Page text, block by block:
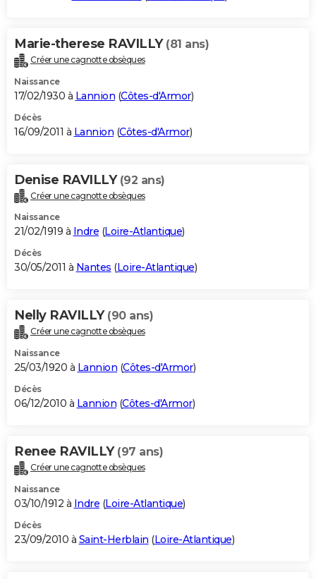
Marie-therese RAVILLY (81 ans)
Créer une cagnotte obsèques
Naissance
17/02/1930 à Lannion (Côtes-d'Armor)
Décès
16/09/2011 à Lannion (Côtes-d'Armor)
Denise RAVILLY (92 ans)
Créer une cagnotte obsèques
Naissance
21/02/1919 à Indre (Loire-Atlantique)
Décès
30/05/2011 à Nantes (Loire-Atlantique)
Nelly RAVILLY (90 ans)
Créer une cagnotte obsèques
Naissance
25/03/1920 à Lannion (Côtes-d'Armor)
Décès
06/12/2010 à Lannion (Côtes-d'Armor)
Renee RAVILLY (97 ans)
Créer une cagnotte obsèques
Naissance
03/10/1912 à Indre (Loire-Atlantique)
Décès
23/09/2010 à Saint-Herblain (Loire-Atlantique)